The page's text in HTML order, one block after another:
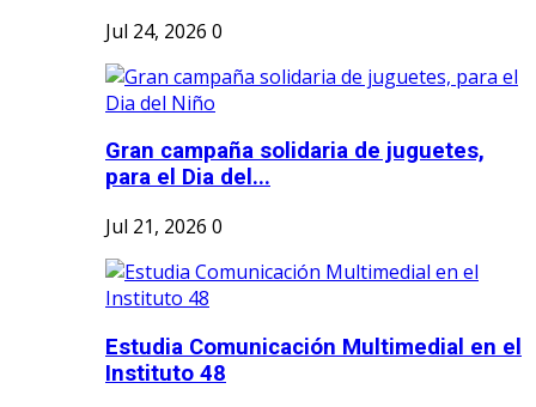
Jul 24, 2026 0
Gran campaña solidaria de juguetes,
para el Dia del...
Jul 21, 2026 0
Estudia Comunicación Multimedial en el
Instituto 48